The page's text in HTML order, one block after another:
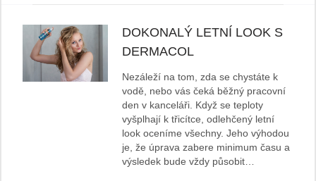
DOKONALÝ LETNÍ LOOK S
DERMACOL
Nezáleží na tom, zda se chystáte k
vodě, nebo vás čeká běžný pracovní
den v kanceláři. Když se teploty
vyšplhají k třicítce, odlehčený letní
look oceníme všechny. Jeho výhodou
je, že úprava zabere minimum času a
výsledek bude vždy působit…